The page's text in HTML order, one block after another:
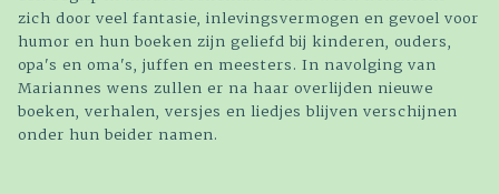
zich door veel fantasie, inlevingsvermogen en gevoel voor
humor en hun boeken zijn geliefd bij kinderen, ouders,
opa's en oma's, juffen en meesters. In navolging van
Mariannes wens zullen er na haar overlijden nieuwe
boeken, verhalen, versjes en liedjes blijven verschijnen
onder hun beider namen.